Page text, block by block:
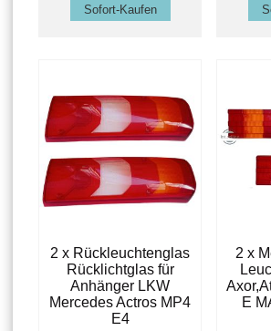
2 x Rückleuchtenglas
Rücklichtglas für
Anhänger LKW
Mercedes Actros MP4
E4
2 x
E